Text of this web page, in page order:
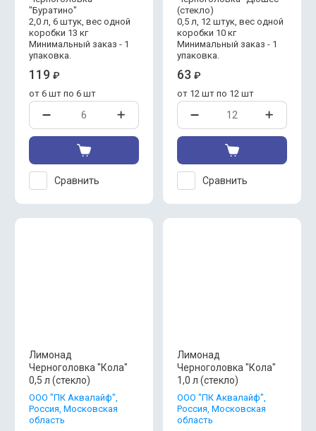
"Буратино"
2,0 л, 6 штук, вес одной
коробки 13 кг
Минимальный заказ - 1
упаковка.
119 ₽
от 6 шт по 6 шт
Сравнить
(стекло)
0,5 л, 12 штук, вес одной
коробки 10 кг
Минимальный заказ - 1
упаковка.
63 ₽
от 12 шт по 12 шт
Сравнить
Лимонад
Черноголовка "Кола"
0,5 л (стекло)
OOO "ПК Аквалайф",
Россия, Московская
область
Лимонад
Черноголовка "Кола"
1,0 л (стекло)
OOO "ПК Аквалайф",
Россия, Московская
область